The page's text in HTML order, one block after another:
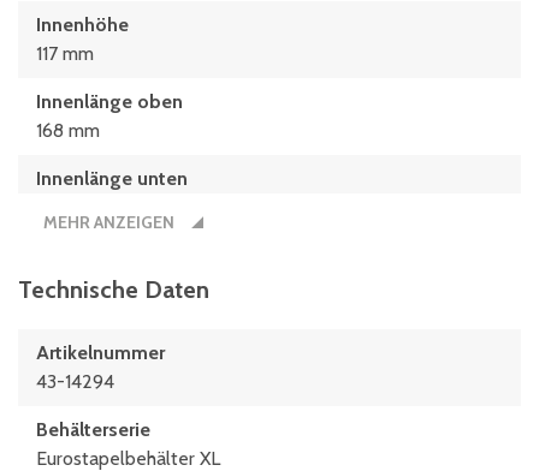
Innenhöhe
117 mm
Innenlänge oben
168 mm
Innenlänge unten
126 x 106 x 117 (mm)
200 mm
200 x 150 (mm)
MEHR ANZEIGEN
Technische Daten
Artikelnummer
43-14294
Behälterserie
Eurostapelbehälter XL